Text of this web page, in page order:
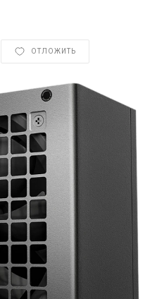
ОТЛОЖИТЬ